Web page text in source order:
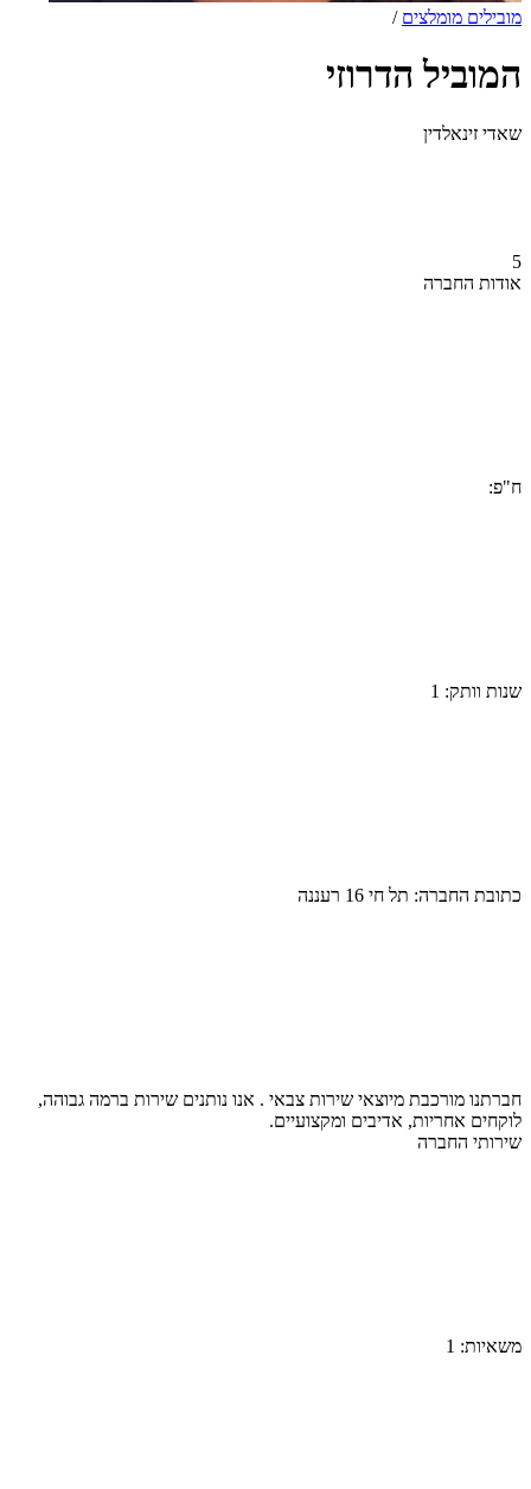
מובילים מומלצים /
המוביל הדרוזי
שאדי זינאלדין
5
אודות החברה
ח"פ:
שנות וותק: 1
כתובת החברה: תל חי 16 רעננה
חברתנו מורכבת מיוצאי שירות צבאי . אנו נותנים שירות ברמה גבוהה,
לוקחים אחריות, אדיבים ומקצועיים.
שירותי החברה
משאיות: 1